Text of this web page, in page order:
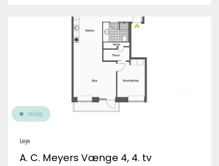
Ledig
Leje
A. C. Meyers Vænge 4, 4. tv